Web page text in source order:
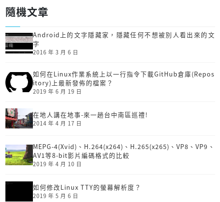
隨機文章
Android上的文字隱藏家，隱藏任何不想被別人看出來的文
字
2016 年 3 月 6 日
如何在Linux作業系統上以一行指令下載GitHub倉庫(Repos
itory)上最新發佈的檔案？
2019 年 6 月 19 日
在地人講在地事-來一趟台中南區巡禮!
2014 年 4 月 17 日
MEPG-4(Xvid)、H.264(x264)、H.265(x265)、VP8、VP9、
AV1等8-bit影片編碼格式的比較
2019 年 4 月 10 日
如何修改Linux TTY的螢幕解析度？
2019 年 5 月 6 日